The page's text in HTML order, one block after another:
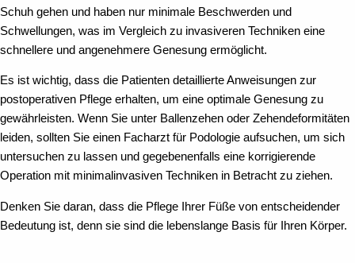
Schuh gehen und haben nur minimale Beschwerden und
Schwellungen, was im Vergleich zu invasiveren Techniken eine
schnellere und angenehmere Genesung ermöglicht.
Es ist wichtig, dass die Patienten detaillierte Anweisungen zur
postoperativen Pflege erhalten, um eine optimale Genesung zu
gewährleisten. Wenn Sie unter Ballenzehen oder Zehendeformitäten
leiden, sollten Sie einen Facharzt für Podologie aufsuchen, um sich
untersuchen zu lassen und gegebenenfalls eine korrigierende
Operation mit minimalinvasiven Techniken in Betracht zu ziehen.
Denken Sie daran, dass die Pflege Ihrer Füße von entscheidender
Bedeutung ist, denn sie sind die lebenslange Basis für Ihren Körper.